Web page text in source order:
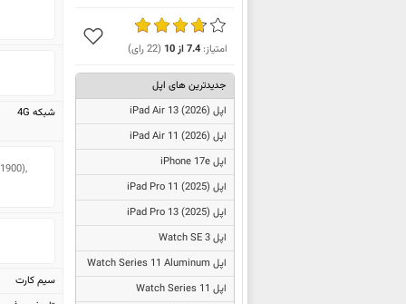
امتیاز:7.4از10
(
22رای)
جدیدترین های اپل
اپل iPad Air 13 (2026)
اپل iPad Air 11 (2026)
اپل iPhone 17e
اپل iPad Pro 11 (2025)
اپل iPad Pro 13 (2025)
اپل Watch SE 3
اپل Watch Series 11 Aluminum
اپل Watch Series 11
شبکه 4G
سیم کارت